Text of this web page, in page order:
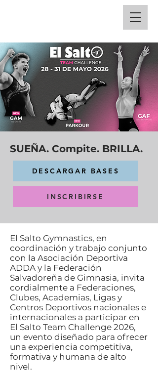
SUEÑA. Compite. BRILLA.
DESCARGAR BASES
INSCRIBIRSE
El Salto Gymnastics, en
coordinación y trabajo conjunto
con la Asociación Deportiva
ADDA y la Federación
Salvadoreña de Gimnasia, invita
cordialmente a Federaciones,
Clubes, Academias, Ligas y
Centros Deportivos nacionales e
internacionales a participar en
El Salto Team Challenge 2026,
un evento diseñado para ofrecer
una experiencia competitiva,
formativa y humana de alto
nivel.